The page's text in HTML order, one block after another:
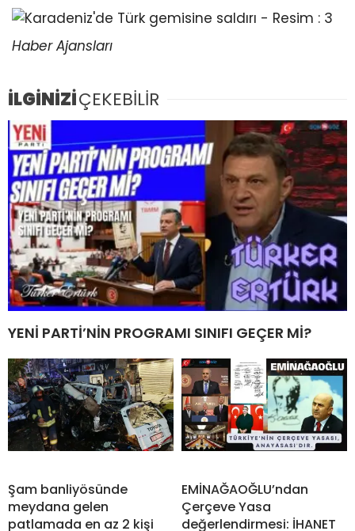
Haber Ajansları
İLGİNİZİÇEKEBİLİR
YENİ PARTİ’NİN PROGRAMI SINIFI GEÇER Mİ?
Şam banliyösünde
meydana gelen
patlamada en az 2 kişi
EMİNAĞAOĞLU’ndan
Çerçeve Yasa
değerlendirmesi: İHANET